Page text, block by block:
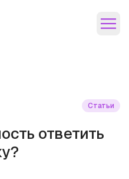
Статьи
ответить